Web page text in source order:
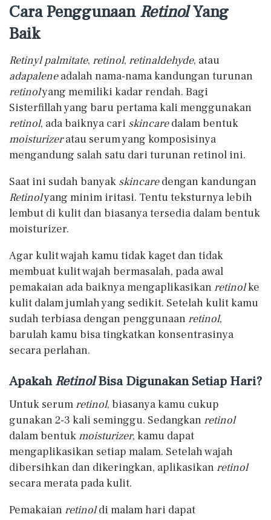
Cara Penggunaan RetinolYang
Baik
Retinyl palmitate, retinol, retinaldehyde, atau
adapaleneadalah nama-nama kandungan turunan
retinolyang memiliki kadar rendah. Bagi
Sisterfillah yang baru pertama kali menggunakan
retinol, ada baiknya cari skincaredalam bentuk
moisturizeratau serum yang komposisinya
mengandung salah satu dari turunan retinol ini.
Saat ini sudah banyak skincaredengan kandungan
Retinolyang minim iritasi. Tentu teksturnya lebih
lembut di kulit dan biasanya tersedia dalam bentuk
moisturizer.
Agar kulit wajah kamu tidak kaget dan tidak
membuat kulit wajah bermasalah, pada awal
pemakaian ada baiknya mengaplikasikanretinolke
kulit dalam jumlah yang sedikit. Setelah kulit kamu
sudah terbiasa dengan penggunaanretinol,
barulah kamu bisa tingkatkan konsentrasinya
secara perlahan.
ApakahRetinolBisa Digunakan Setiap Hari?
Untuk serumretinol, biasanya kamu cukup
gunakan 2-3 kali seminggu. Sedangkanretinol
dalam bentukmoisturizer, kamu dapat
mengaplikasikan setiap malam. Setelah wajah
dibersihkan dan dikeringkan, aplikasikanretinol
secara merata pada kulit.
Pemakaianretinoldi malam hari dapat